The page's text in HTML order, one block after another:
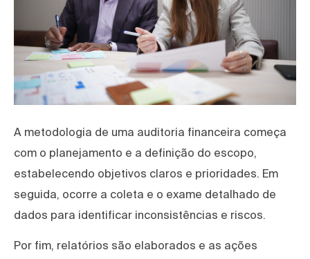
A metodologia de uma auditoria financeira começa
com o planejamento e a definição do escopo,
estabelecendo objetivos claros e prioridades. Em
seguida, ocorre a coleta e o exame detalhado de
dados para identificar inconsistências e riscos.
Por fim, relatórios são elaborados e as ações